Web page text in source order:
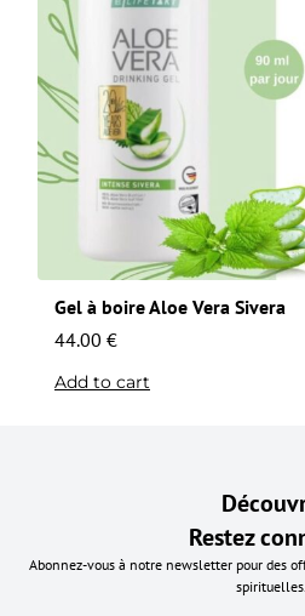
Gel à boire Aloe Vera Sivera
44.00 €
Add to cart
Restez
Abonnez-vous à notre newsletter pour des
spirituelles.